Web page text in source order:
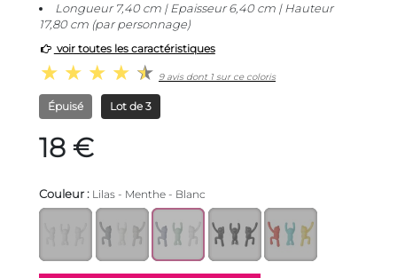
Longueur 7,40 cm | Epaisseur 6,40 cm | Hauteur
17,80 cm (par personnage)
voir toutes les caractéristiques
9 avis dont 1 sur ce coloris
Épuisé Lot de 3
18 €
Couleur : Lilas - Menthe - Blanc